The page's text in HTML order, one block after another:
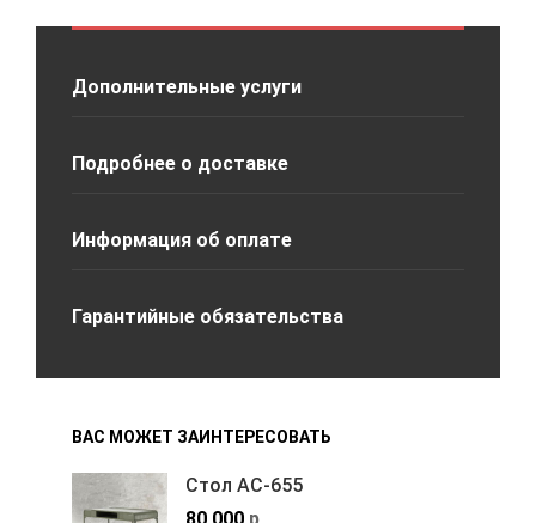
Дополнительные услуги
Подробнее о доставке
Информация об оплате
Гарантийные обязательства
ВАС МОЖЕТ ЗАИНТЕРЕСОВАТЬ
Стол АС-655